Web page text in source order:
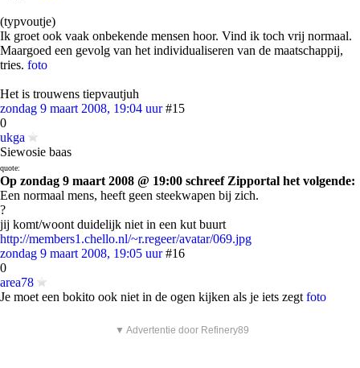
(typvoutje)
Ik groet ook vaak onbekende mensen hoor. Vind ik toch vrij normaal.
Maargoed een gevolg van het individualiseren van de maatschappij,
tries. foto
Het is trouwens tiepvautjuh
zondag 9 maart 2008, 19:04 uur #15
0
ukga
Siewosie baas
quote:
Op zondag 9 maart 2008 @ 19:00 schreef Zipportal het volgende:
Een normaal mens, heeft geen steekwapen bij zich.
?
jij komt/woont duidelijk niet in een kut buurt
http://members1.chello.nl/~r.regeer/avatar/069.jpg
zondag 9 maart 2008, 19:05 uur #16
0
area78
Je moet een bokito ook niet in de ogen kijken als je iets zegt foto
▼ Advertentie door Refinery89